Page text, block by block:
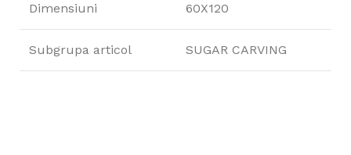
Dimensiuni 60X120
Subgrupa articol SUGAR CARVING